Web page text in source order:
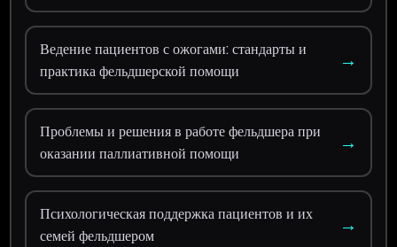
Ведение пациентов с ожогами: стандарты и
практика фельдшерской помощи
→
Проблемы и решения в работе фельдшера при
оказании паллиативной помощи
→
Психологическая поддержка пациентов и их
семей фельдшером
→